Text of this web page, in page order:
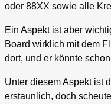
oder 88XX sowie alle
Ein Aspekt ist aber
Board wirklich mit dem
dort, und er könnte
Unter diesem Aspekt ist
erstaunlich, doch